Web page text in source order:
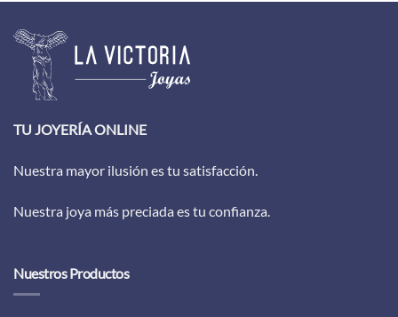
TU JOYERÍA ONLINE
Nuestra mayor ilusión es tu satisfacción.
Nuestra joya más preciada es tu confianza.
Nuestros Productos